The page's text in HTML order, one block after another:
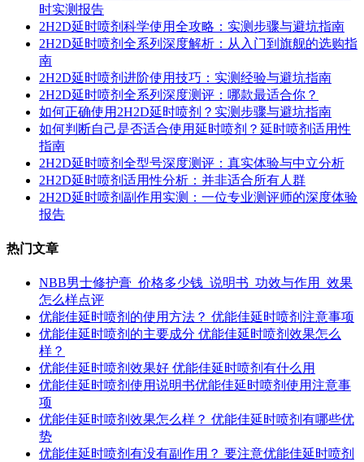
时实测报告
2H2D延时喷剂科学使用全攻略：实测步骤与避坑指南
2H2D延时喷剂全系列深度解析：从入门到旗舰的选购指
南
2H2D延时喷剂进阶使用技巧：实测经验与避坑指南
2H2D延时喷剂全系列深度测评：哪款最适合你？
如何正确使用2H2D延时喷剂？实测步骤与避坑指南
如何判断自己是否适合使用延时喷剂？延时喷剂适用性
指南
2H2D延时喷剂全型号深度测评：真实体验与中立分析
2H2D延时喷剂适用性分析：并非适合所有人群
2H2D延时喷剂副作用实测：一位专业测评师的深度体验
报告
热门文章
NBB男士修护膏_价格多少钱_说明书_功效与作用_效果
怎么样点评
优能佳延时喷剂的使用方法？ 优能佳延时喷剂注意事项
优能佳延时喷剂的主要成分 优能佳延时喷剂效果怎么
样？
优能佳延时喷剂效果好 优能佳延时喷剂有什么用
优能佳延时喷剂使用说明书优能佳延时喷剂使用注意事
项
优能佳延时喷剂效果怎么样？ 优能佳延时喷剂有哪些优
势
优能佳延时喷剂有没有副作用？ 要注意优能佳延时喷剂